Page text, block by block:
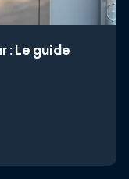
: Le guide